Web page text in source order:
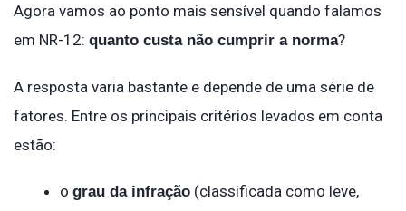
Agora vamos ao ponto mais sensível quando falamos
em NR-12: quanto custa não cumprir a norma?
A resposta varia bastante e depende de uma série de
fatores. Entre os principais critérios levados em conta
estão:
o grau da infração (classificada como leve,